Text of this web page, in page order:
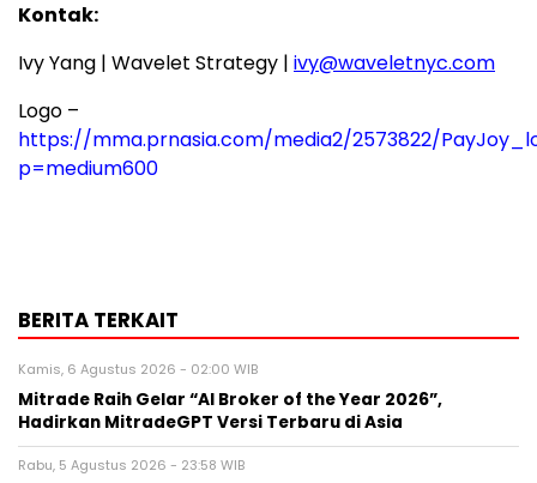
Kontak:
Ivy Yang | Wavelet Strategy | ivy@waveletnyc.com
Logo –
https://mma.prnasia.com/media2/2573822/
p=medium600
BERITA TERKAIT
Kamis, 6 Agustus 2026 - 02:00 WIB
Mitrade Raih Gelar “AI Broker of the Year 2026”,
Hadirkan MitradeGPT Versi Terbaru di Asia
Rabu, 5 Agustus 2026 - 23:58 WIB